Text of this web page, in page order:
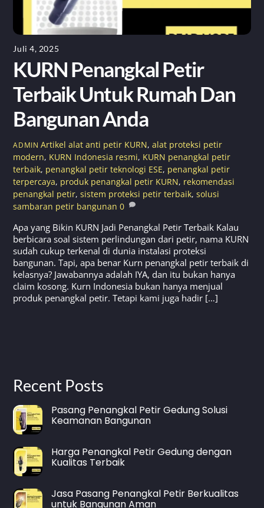
Juli 4, 2025
KURN Penangkal Petir
Terbaik Untuk Rumah Dan
Bangunan Anda
ADMIN Artikel alat anti petir KURN,alat proteksi petir
modern, KURN Indonesia resmi, KURN penangkal petir
terbaik, penangkal petir teknologi ESE, penangkal petir
terpercaya, produk penangkal petir KURN, rekomendasi
penangkal petir,sistem proteksi petir terbaik,solusi
sambaran petir bangunan 0
Apa yang Bikin KURN Jadi Penangkal Petir Terbaik Kalau
berbicara soal sistem perlindungan dari petir, nama KURN
sudah cukup terkenal di dunia instalasi proteksi
bangunan. Tapi, apa benar Kurn penangkal petir terbaik di
kelasnya? Jawabannya adalah IYA, dan itu bukan hanya
claim kosong. Kurn Indonesia bukan hanya menjual
produk penangkal petir. Tetapi kami juga hadir […]
Recent Posts
Pasang Penangkal Petir Gedung Solusi
Keamanan Bangunan
Harga Penangkal Petir Gedung dengan
Kualitas Terbaik
Jasa Pasang Penangkal Petir Berkualitas
untuk Bangunan Aman